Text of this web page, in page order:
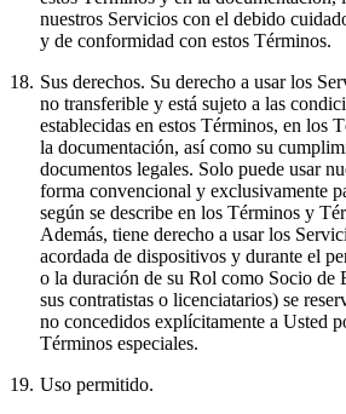
nuestros Servicios con el debido
y de conformidad con estos Términos.
18. Sus derechos. Su derecho a usar los
no transferible y está sujeto a las
establecidas en estos Términos, en los
la documentación, así como su
documentos legales. Solo puede usar
forma convencional y exclusivamente
según se describe en los Términos y
Además, tiene derecho a usar los
acordada de dispositivos y durante el
o la duración de su Rol como Socio de
sus contratistas o licenciatarios) se
no concedidos explícitamente a Usted
Términos especiales.
19. Uso permitido.